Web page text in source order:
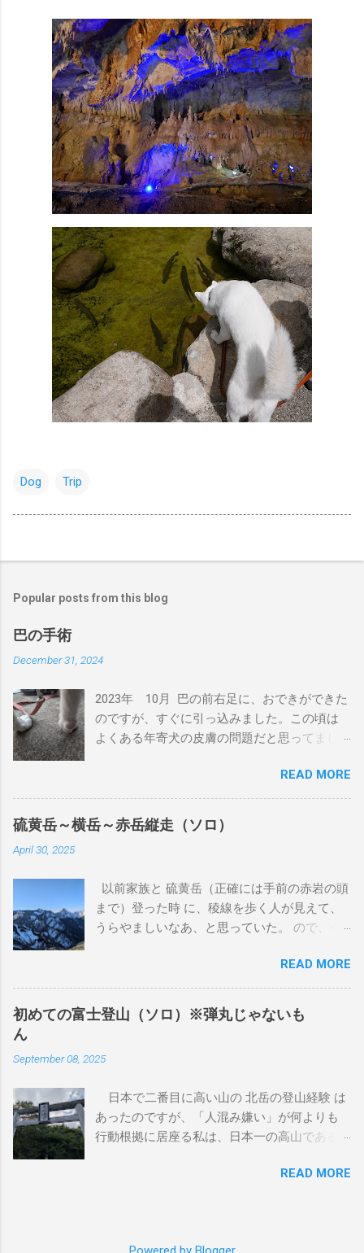
Dog Trip
Popular posts from this blog
巴の手術
December 31, 2024
2023年 10月 巴の前右足に、おできができた
のですが、すぐに引っ込みました。この頃は
よくある年寄犬の皮膚の問題だと思ってまし
ができました。丁度、狂犬病注射の時期だっ
たため、その頃の獣医に処方を聞きました。
前回と同じように引っ込むと思うが、大きく
なるようだったら相談してということでし
た。 この獣医さんは、来月廃業するとのこと
だったので、紹介状を書いてもらいました。
2024年 7月 おできが大きくなってきているの
ました。そちらでも、良性とも悪性ともわか
らず、巴が15歳（人間で言うと83歳）なの
で、手術に伴う麻酔の体への負担を気にされ
く、よく食べ、うんちも健康そのものでし
た。夏場は流石に暑いので、バテ気味でした
が、それは例年どおりの様子なので特に気に
していませんでした。 2024年 9月 私がH1N1
にかかって2階で伏せってた時、滅多にやらな
キャンプに行ったりもしていました。 2024
READ MORE
硫黄岳～横岳～赤岳縦走（ソロ）
April 30, 2025
以前家族と 硫黄岳（正確には手前の赤岩の頭
まで）登った時 に、稜線を歩く人が見えて、
うらやましいなあ、と思っていた。 ので、今
キャンする日の前日に、ソロで小屋泊して、
稜線歩きをすることにしました。 1日目 登山
口まで 地元駅早朝に出て、東京駅から佐久平
まで北陸新幹線で行き、JR小海線で小海駅ま
ん。平日の朝だったため、通学の高校生でい
ん違います。何が違うのかと言うと、乗車し
てくる生徒全てが互いのことを知っていて、
おはよー、とか挨拶しておしゃべりし始めま
の輪にまざります。 なんか、どこかの教室に
READ MORE
初めての富士登山（ソロ）※弾丸じゃないも
ん
September 08, 2025
日本で二番目に高い山の 北岳の登山経験 は
あったのですが、「人混み嫌い」が何よりも
行動根拠に居座る私は、日本一の高山である
ていませんでした。 しかし最近、割とみなさ
READ MORE